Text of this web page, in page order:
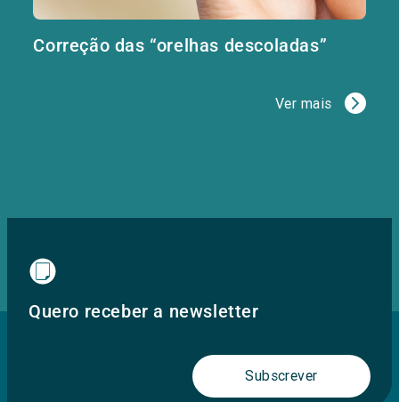
Correção das “orelhas descoladas”
Ver mais
Quero receber a newsletter
Subscrever